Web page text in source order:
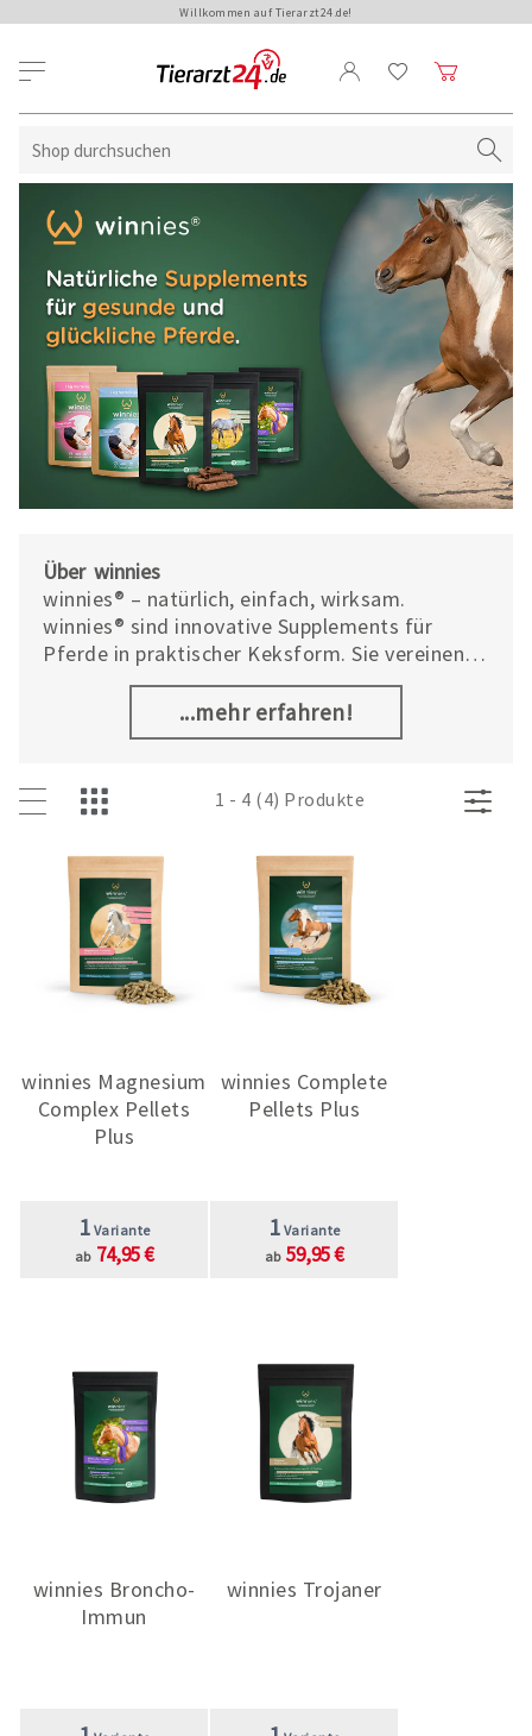
Willkommen auf Tierarzt24.de!
Über winnies
winnies® – natürlich, einfach, wirksam.
winnies® sind innovative Supplements für
Pferde in praktischer Keksform. Sie vereinen
hochwertige Nährstoffe mit einfacher
Handhabung und sorgen dafür, dass dein Pferd
die tägliche Versorgung als schmackhafte
Pulver oder Flüssigkeiten machen winnies® die
Fütterung unkompliziert und angenehm –
...mehr erfahren!
1 - 4 (4) Produkte
winnies Magnesium
Complex Pellets
Plus
1 Variante
ab 74,95 €
winnies Complete
Pellets Plus
1 Variante
ab 59,95 €
winnies Broncho-
Immun
winnies Trojaner